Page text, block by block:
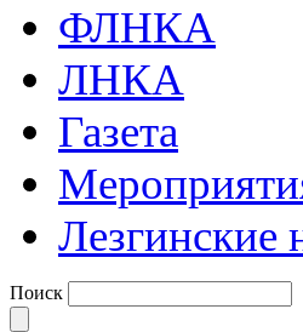
ФЛНКА
ЛНКА
Газета
Лезгинские
Поиск